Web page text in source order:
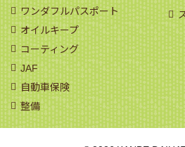
ワンダフルパスポート
オイルキープ
コーティング
JAF
自動車保険
整備